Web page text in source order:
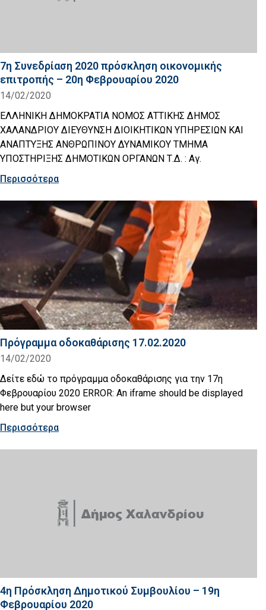
7η Συνεδρίαση 2020 πρόσκληση οικονομικής
επιτροπής – 20η Φεβρουαρίου 2020
14/02/2020
ΕΛΛΗΝΙΚΗ ΔΗΜΟΚΡΑΤΙΑ ΝΟΜΟΣ ΑΤΤΙΚΗΣ ΔΗΜΟΣ
ΧΑΛΑΝΔΡΙΟΥ ΔΙΕΥΘΥΝΣΗ ΔΙΟΙΚΗΤΙΚΩΝ ΥΠΗΡΕΣΙΩΝ ΚΑΙ
ΑΝΑΠΤΥΞΗΣ ΑΝΘΡΩΠΙΝΟΥ ΔΥΝΑΜΙΚΟΥ ΤΜΗΜΑ
ΥΠΟΣΤΗΡΙΞΗΣ ΔΗΜΟΤΙΚΩΝ ΟΡΓΑΝΩΝ Τ.Δ. : Αγ.
Περισσότερα
Πρόγραμμα οδοκαθάρισης 17.02.2020
14/02/2020
Δείτε εδώ το πρόγραμμα οδοκαθάρισης για την 17η
Φεβρουαρίου 2020 ERROR: An iframe should be displayed
here but your browser
Περισσότερα
4η Πρόσκληση Δημοτικού Συμβουλίου – 19η
Φεβρουαρίου 2020